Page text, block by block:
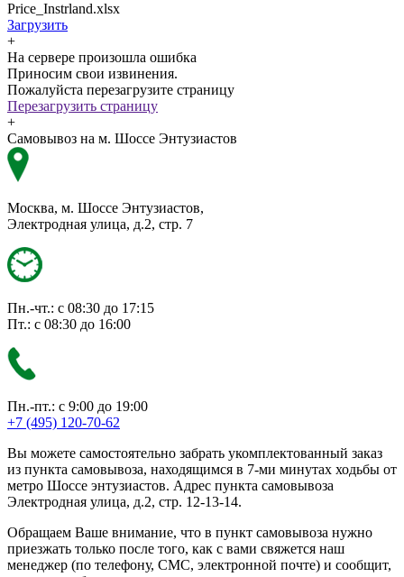
Price_Instrland.xlsx
Загрузить
+
На сервере произошла ошибка
Приносим свои извинения.
Пожалуйста перезагрузите страницу
Перезагрузить страницу
+
Самовывоз на м. Шоссе Энтузиастов
Москва, м. Шоссе Энтузиастов,
Электродная улица, д.2, стр. 7
Пн.-чт.: с 08:30 до 17:15
Пт.: с 08:30 до 16:00
Пн.-пт.: с 9:00 до 19:00
+7 (495) 120-70-62
Вы можете самостоятельно забрать укомплектованный заказ
из пункта самовывоза, находящимся в 7-ми минутах ходьбы от
метро Шоссе энтузиастов. Адрес пункта самовывоза
Электродная улица, д.2, стр. 12-13-14.
Обращаем Ваше внимание, что в пункт самовывоза нужно
приезжать только после того, как с вами свяжется наш
менеджер (по телефону, СМС, электронной почте) и сообщит,